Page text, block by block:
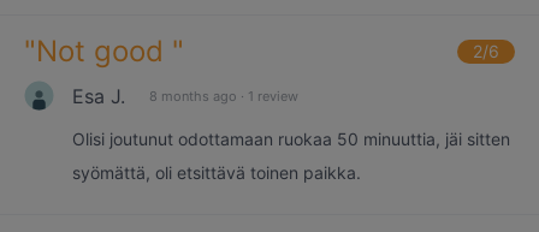
"Not good " 2/6
Esa J. 8 months ago · 1 review
Olisi joutunut odottamaan ruokaa 50 minuuttia, jäi sitten
syömättä, oli etsittävä toinen paikka.